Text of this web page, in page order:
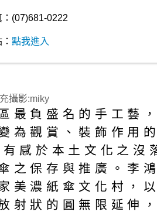
：(07)681-0222
點我進入
攝影:miky
最負盛名的手工藝
為觀賞、裝飾作用
感於本土文化之沒
之保存與推廣。李
美濃紙傘文化村，
射狀的圓無限延伸